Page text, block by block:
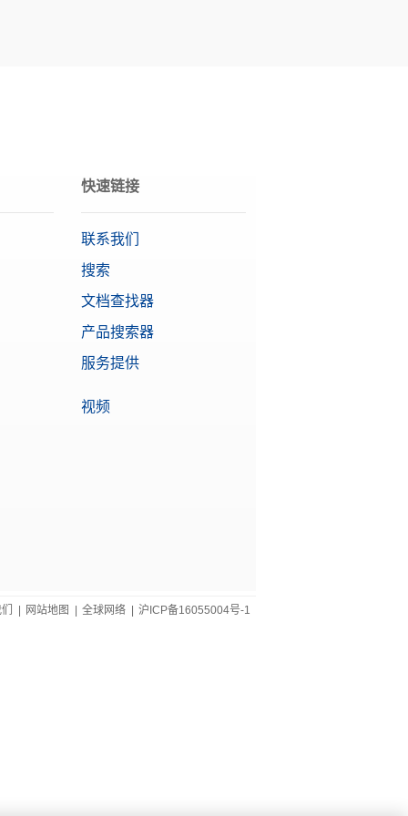
快速链接
联系我们
搜索
文档查找器
产品搜索器
服务提供
视频
网站地图 全球网络 沪ICP备16055004号-1